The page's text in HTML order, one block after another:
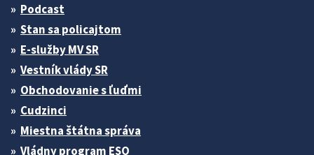
Podcast
Stan sa policajtom
E-služby MV SR
Vestník vlády SR
Obchodovanie s ľuďmi
Cudzinci
Miestna štátna správa
Vládny program ESO